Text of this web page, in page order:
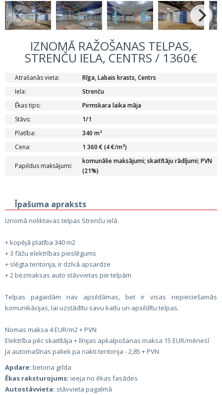
IZNOMĀ RAŽOŠANAS TELPAS,
STRENČU IELA, CENTRS / 1360€
Atrašanās vieta:
Rīga, Labais krasts, Centrs
Iela:
Strenču
Ēkas tips:
Pirmskara laika māja
Stāvs:
1/1
Platība:
340 m²
Cena:
1 360 € (4 €/m²)
Papildus maksājumi:
komunālie maksājumi; skaitītāju rādījumi; PVN
(21%)
Īpašuma apraksts
Iznomā noliktavas telpas Strenču ielā.
+ kopējā platība 340 m2
+ 3 fāžu elektrības pieslēgums
+ slēgta teritorija, ir dzīvā apsardze
+ 2 bezmaksas auto stāvvietas pie telpām
Telpas pagaidām nav apsildāmas, bet ir visas nepieciešamās
komunikācijas, lai uzstādītu savu katlu un apsildītu telpas.
Nomas maksa 4 EUR/m2 + PVN
Elektrība pēc skaitītāja + līnijas apkalpošanas maksa 15 EUR/mēnesī
Ja automašīnas paliek pa nakti teritorija - 2,85 + PVN
Apdare: betona grīda
Ēkas raksturojums: ieeja no ēkas fasādes
Autostāvvieta: stāvvieta pagalmā